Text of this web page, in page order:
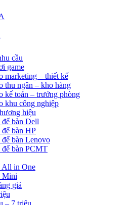
cầu
game
marketing – thiết kế
thu ngân – kho hàng
kế toán – trưởng phòng
khu công nghiệp
hiệu
bàn Dell
bàn HP
bàn Lenovo
bàn PCMT
All in One
Mini
giá